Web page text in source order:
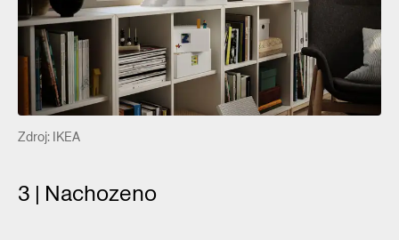
Zdroj: IKEA
3 | Nachozeno